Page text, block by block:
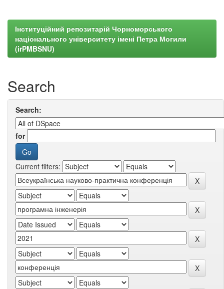
Інституційний репозитарій Чорноморського
національного університету імені Петра Могили
(irPMBSNU)
Search
Search:
for
Current filters: